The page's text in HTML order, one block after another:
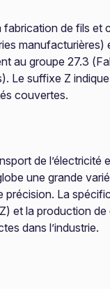
de fils et
manufacturières)
au groupe 27.3
suffixe Z indique
couvertes.
de l’électricité
une grande
précision. La
et la production
dans l’industrie.